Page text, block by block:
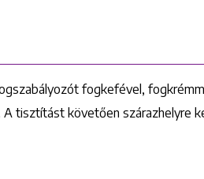
fogkefével,
A tisztítást követően szárazhelyre